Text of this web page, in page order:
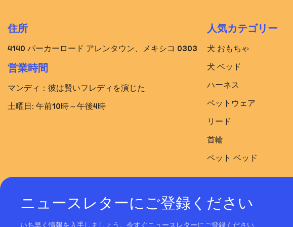
住所
4140 パーカーロード アレンタウン、メキシコ 0303
営業時間
マンディ：彼は賢いフレディを演じた
土曜日: 午前10時～午後4時
人気カテゴリー
犬 おもちゃ
犬 ベッド​
ハーネス
ペットウェア
リード
首輪
ペット ベッド
ニュースレターにご登録ください
いち早く情報を入手しましょう。今すぐニュースレターにご登録ください